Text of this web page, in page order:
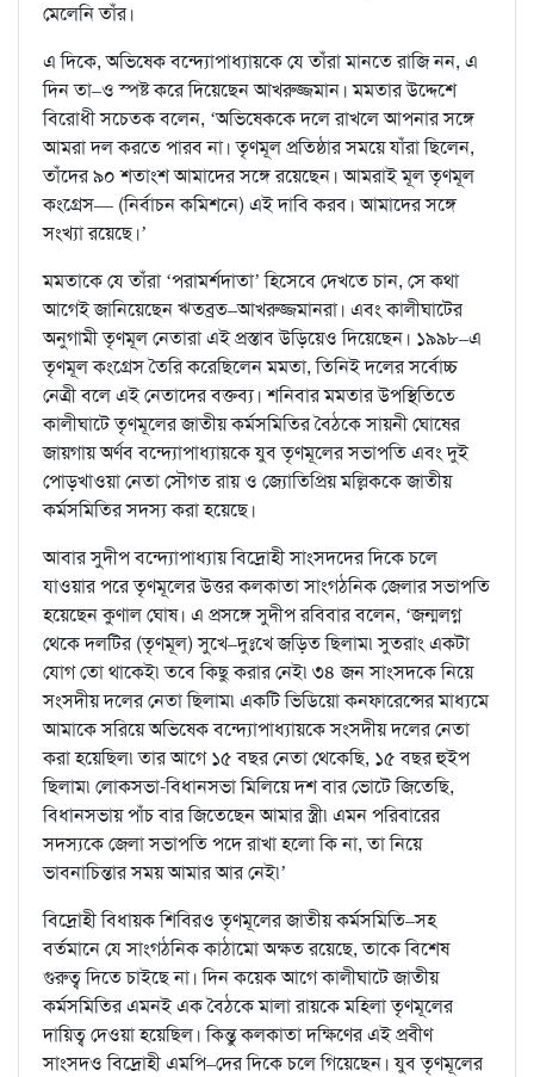
মেলেনি তাঁর।
এ দিকে, অভিষেক বন্দ্যোপাধ্যায়কে যে তাঁরা মানতে রাজি নন, এ
দিন তা–ও স্পষ্ট করে দিয়েছেন আখরুজ্জমান। মমতার উদ্দেশে
বিরোধী সচেতক বলেন, ‘অভিষেককে দলে রাখলে আপনার সঙ্গে
আমরা দল করতে পারব না। তৃণমূল প্রতিষ্ঠার সময়ে যাঁরা ছিলেন,
তাঁদের ৯০ শতাংশ আমাদের সঙ্গে রয়েছেন। আমরাই মূল তৃণমূল
কংগ্রেস— (নির্বাচন কমিশনে) এই দাবি করব। আমাদের সঙ্গে
সংখ্যা রয়েছে।’
মমতাকে যে তাঁরা ‘পরামর্শদাতা’ হিসেবে দেখতে চান, সে কথা
আগেই জানিয়েছেন ঋতব্রত–আখরুজ্জমানরা। এবং কালীঘাটের
অনুগামী তৃণমূল নেতারা এই প্রস্তাব উড়িয়েও দিয়েছেন। ১৯৯৮–এ
তৃণমূল কংগ্রেস তৈরি করেছিলেন মমতা, তিনিই দলের সর্বোচ্চ
নেত্রী বলে এই নেতাদের বক্তব্য। শনিবার মমতার উপস্থিতিতে
কালীঘাটে তৃণমূলের জাতীয় কর্মসমিতির বৈঠকে সায়নী ঘোষের
জায়গায় অর্ণব বন্দ্যোপাধ্যায়কে যুব তৃণমূলের সভাপতি এবং দুই
পোড়খাওয়া নেতা সৌগত রায় ও জ্যোতিপ্রিয় মল্লিককে জাতীয়
কর্মসমিতির সদস্য করা হয়েছে।
আবার সুদীপ বন্দ্যোপাধ্যায় বিদ্রোহী সাংসদদের দিকে চলে
যাওয়ার পরে তৃণমূলের উত্তর কলকাতা সাংগঠনিক জেলার সভাপতি
হয়েছেন কুণাল ঘোষ। এ প্রসঙ্গে সুদীপ রবিবার বলেন, ‘জন্মলগ্ন
থেকে দলটির (তৃণমূল) সুখে–দুঃখে জড়িত ছিলাম৷ সুতরাং একটা
যোগ তো থাকেই৷ তবে কিছু করার নেই৷ ৩৪ জন সাংসদকে নিয়ে
সংসদীয় দলের নেতা ছিলাম৷ একটি ভিডিয়ো কনফারেন্সের মাধ্যমে
আমাকে সরিয়ে অভিষেক বন্দ্যোপাধ্যায়কে সংসদীয় দলের নেতা
করা হয়েছিল৷ তার আগে ১৫ বছর নেতা থেকেছি, ১৫ বছর হুইপ
ছিলাম৷ লোকসভা-বিধানসভা মিলিয়ে দশ বার ভোটে জিতেছি,
বিধানসভায় পাঁচ বার জিতেছেন আমার স্ত্রী৷ এমন পরিবারের
সদস্যকে জেলা সভাপতি পদে রাখা হলো কি না, তা নিয়ে
ভাবনাচিন্তার সময় আমার আর নেই৷’
বিদ্রোহী বিধায়ক শিবিরও তৃণমূলের জাতীয় কর্মসমিতি–সহ
বর্তমানে যে সাংগঠনিক কাঠামো অক্ষত রয়েছে, তাকে বিশেষ
গুরুত্ব দিতে চাইছে না। দিন কয়েক আগে কালীঘাটে জাতীয়
কর্মসমিতির এমনই এক বৈঠকে মালা রায়কে মহিলা তৃণমূলের
দায়িত্ব দেওয়া হয়েছিল। কিন্তু কলকাতা দক্ষিণের এই প্রবীণ
সাংসদও বিদ্রোহী এমপি–দের দিকে চলে গিয়েছেন। যুব তৃণমূলের